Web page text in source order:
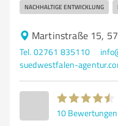
NACHHALTIGE ENTWICKLUNG
Martinstraße 15,
Tel. 02761 835110
suedwestfalen-
10 Bewertungen